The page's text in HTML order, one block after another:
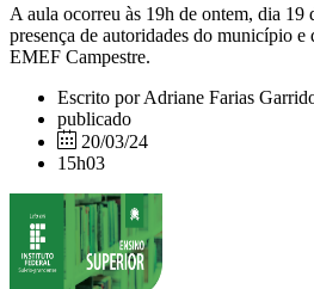
A aula ocorreu às 19h de ontem, dia 19
presença de autoridades do município e
EMEF Campestre.
Escrito por Adriane Farias
publicado
20/03/24
15h03